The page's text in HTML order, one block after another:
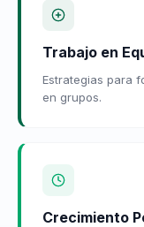
Trabajo en
Estrategias para
en grupos.
Crecimiento